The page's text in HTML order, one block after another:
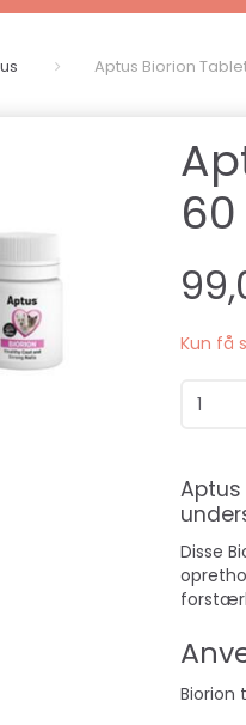
Aptus Biorion
Kun få
Disse
Biorion